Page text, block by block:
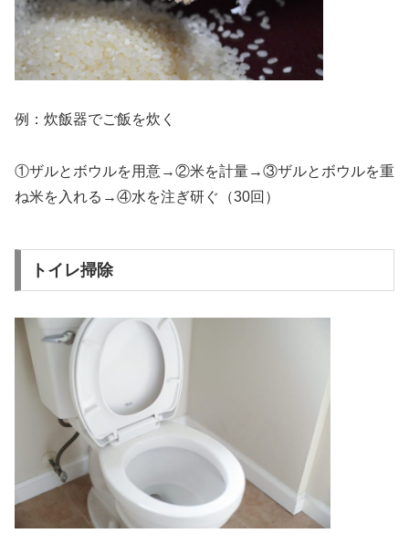
例：炊飯器でご飯を炊く
①ザルとボウルを用意→②米を計量→③ザルとボウルを重
ね米を入れる→④水を注ぎ研ぐ（30回）
トイレ掃除